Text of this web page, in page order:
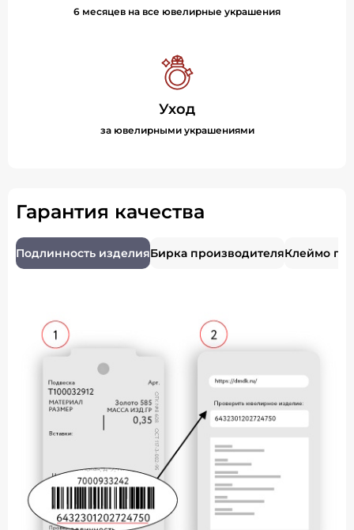
6 месяцев на все ювелирные украшения
Уход
за ювелирными украшениями
Гарантия качества
Подлинность изделияБирка производителяКлеймо